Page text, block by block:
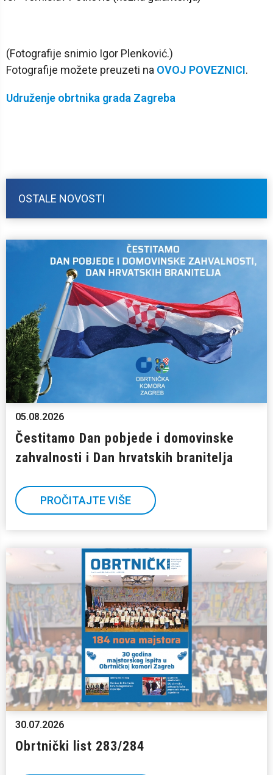
(Fotografije snimio Igor Plenković.)
Fotografije možete preuzeti na OVOJ POVEZNICI.
Udruženje obrtnika grada Zagreba
OSTALE NOVOSTI
05.08.2026
Čestitamo Dan pobjede i domovinske
zahvalnosti i Dan hrvatskih branitelja
PROČITAJTE VIŠE
30.07.2026
Obrtnički list 283/284